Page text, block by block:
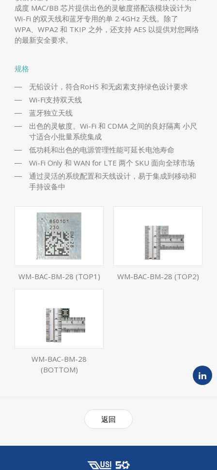
成度 MAC/BB 芯片提供出色的灵敏度搭配该模块设计为
Wi-Fi 的双天线和蓝牙专用的单 2.4GHz 天线。除了
WPA、WPA2 和 TKIP 之外，还支持 AES 以提供对您网络
的最新安全要求。
规格
无铅设计，符合RoHS 和无卤素支持绿色设计要求
Wi-Fi支持双天线
蓝牙独立天线
出色的灵敏度。Wi-Fi 和 CDMA 之间的良好隔离 小尺
寸适合小批量系统集成
低功耗和出色的电源管理性能可延长电池寿命
Wi-Fi Only 和 WAN for LTE 两个 SKU 面向全球市场
通过灵活的系统配置和天线设计，易于集成到移动和
手持设备中
WM-BAC-BM-28 (TOP1) WM-BAC-BM-28 (TOP2)
WM-BAC-BM-28
(BOTTOM)
返回